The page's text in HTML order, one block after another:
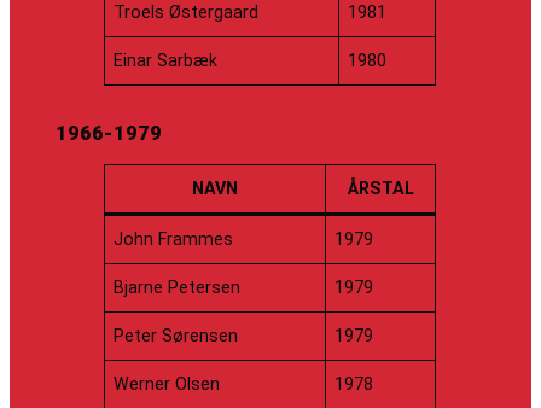
Troels Østergaard 1981
Einar Sarbæk 1980
1966-1979
NAVN ÅRSTAL
John Frammes 1979
Bjarne Petersen 1979
Peter Sørensen 1979
Werner Olsen 1978